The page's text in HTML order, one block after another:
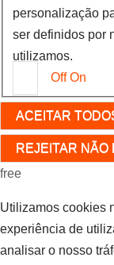
personalização
ser definidos por
utilizamos.
Off On
ACEITAR
REJEITAR NÃO
free
Utilizamos cookies
experiência de
analisar o nosso